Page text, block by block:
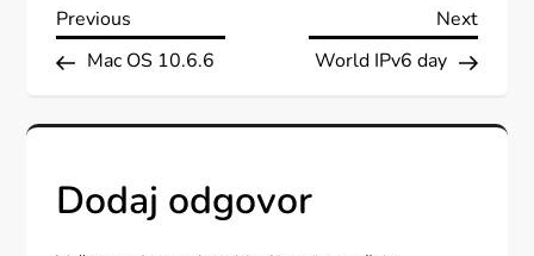
N
a
v
i
Previous
Post
Previous
Mac OS 10.6.6
Next
Next
World IPv6 day
Dodaj odgovor